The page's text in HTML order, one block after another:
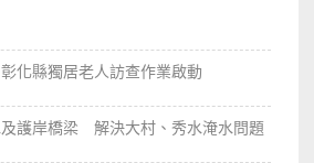
化縣獨居老人訪查作業啟動
護岸橋梁 解決大村、秀水淹水問題